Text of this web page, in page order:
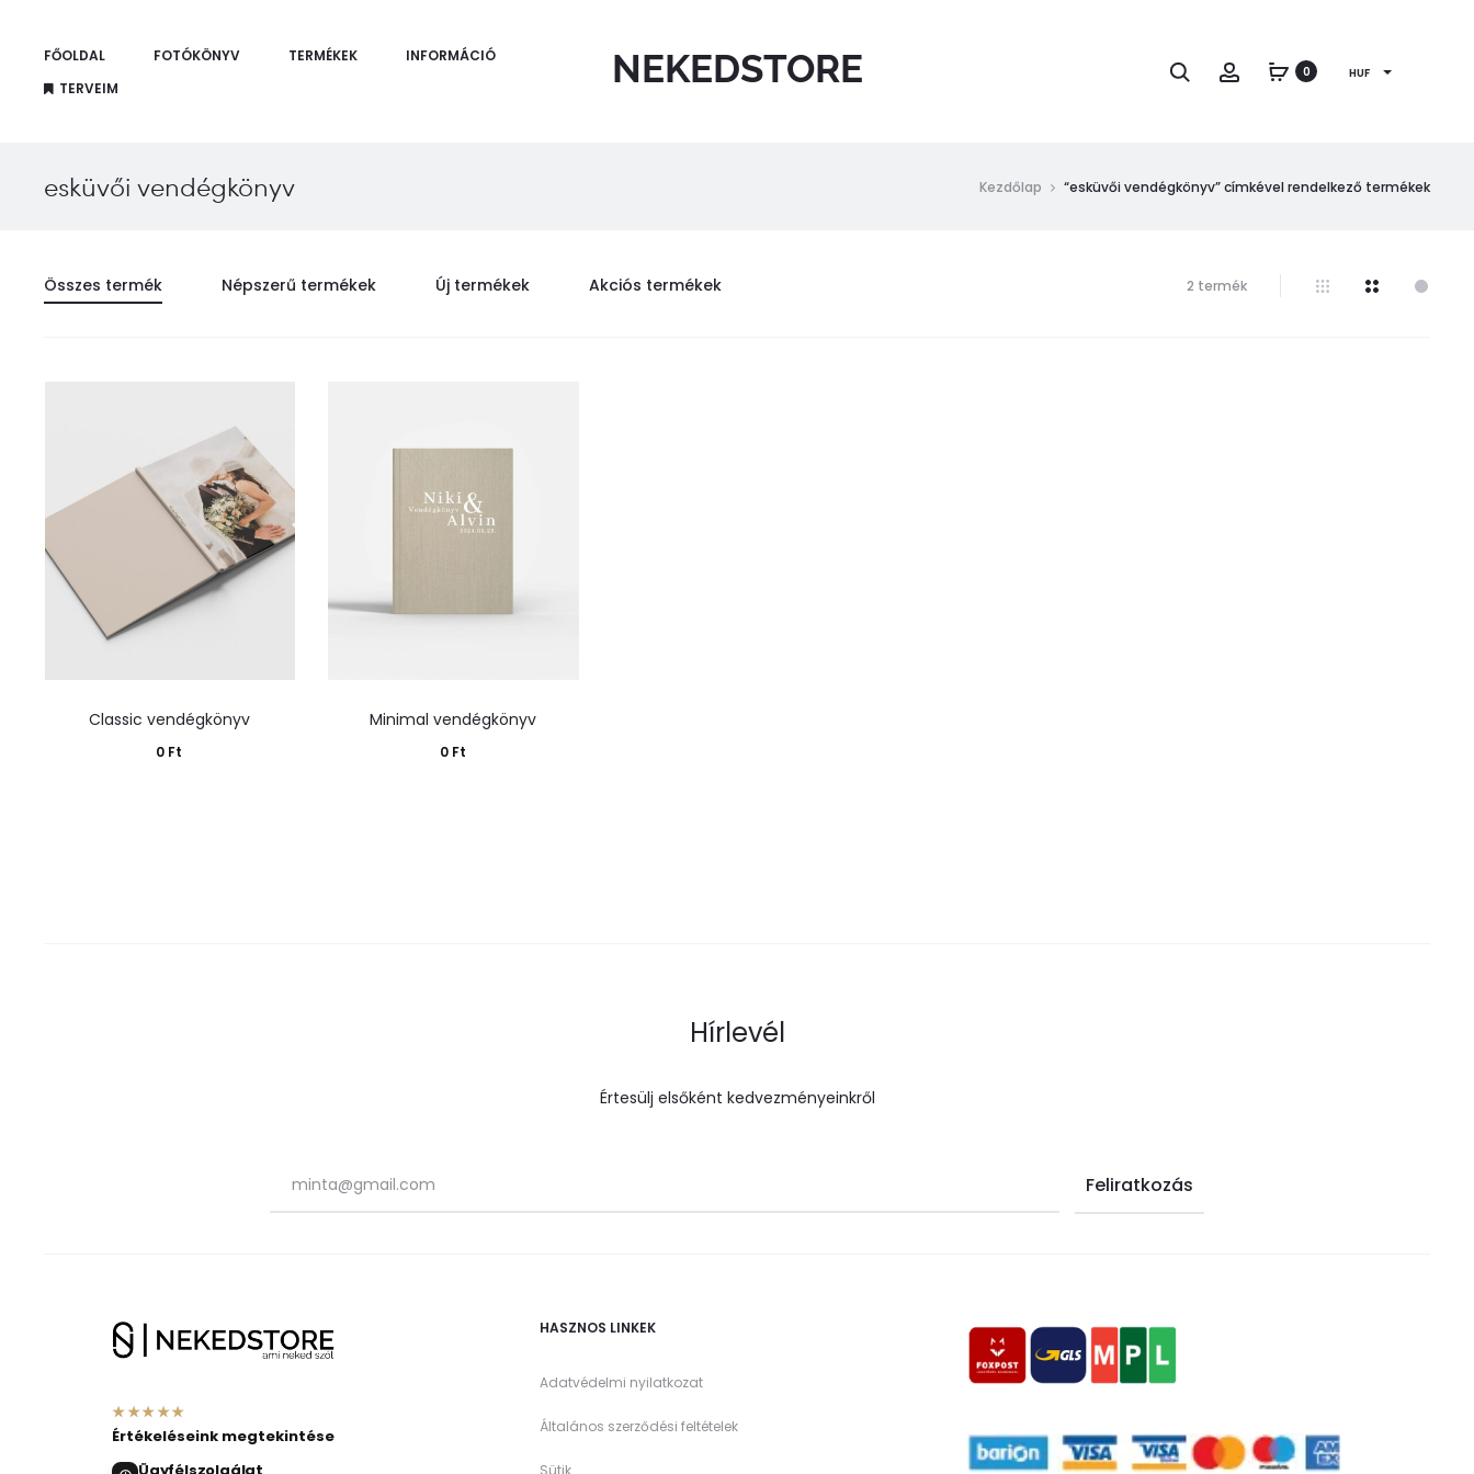
FŐOLDAL FOTÓKÖNYV TERMÉKEK
INFORMÁCIÓ
TERVEIM
NEKEDSTORE Keresés 0 HUF
esküvői vendégkönyv Kezdőlap “esküvői vendégkönyv” címkével rendelkező termékek
Összes termék Népszerű termékek Új termékek Akciós termékek 2 termékMind
Classic vendégkönyv
0 Ft
Minimal vendégkönyv
0 Ft
Hírlevél
Értesülj elsőként kedvezményeinkről
★★★★★
Értékeléseink megtekintése
HASZNOS LINKEK
Adatvédelmi nyilatkozat
Általános szerződési feltételek